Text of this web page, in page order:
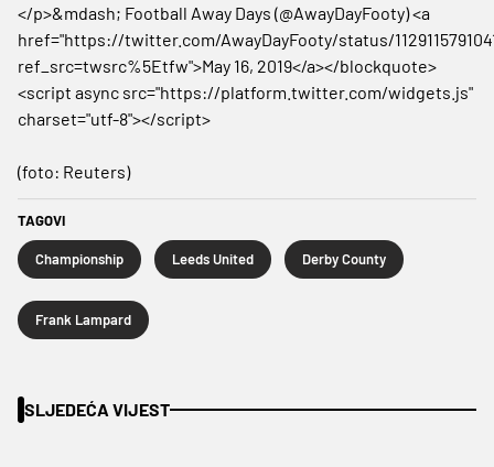
</p>&mdash; Football Away Days (@AwayDayFooty) <a
href="https://twitter.com/AwayDayFooty/status/
ref_src=twsrc%5Etfw">May 16, 2019</a></blockquote>
<script async src="https://platform.twitter.com/widgets.js"
charset="utf-8"></script>
(foto: Reuters)
TAGOVI
Championship Leeds United Derby County
Frank Lampard
SLJEDEĆA VIJEST